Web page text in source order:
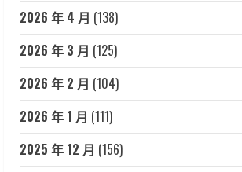
2026 年 4 月 (138)
2026 年 3 月 (125)
2026 年 2 月 (104)
2026 年 1 月 (111)
2025 年 12 月 (156)